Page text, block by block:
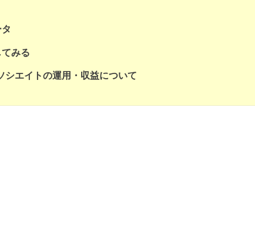
みる
エイトの運用・収益について